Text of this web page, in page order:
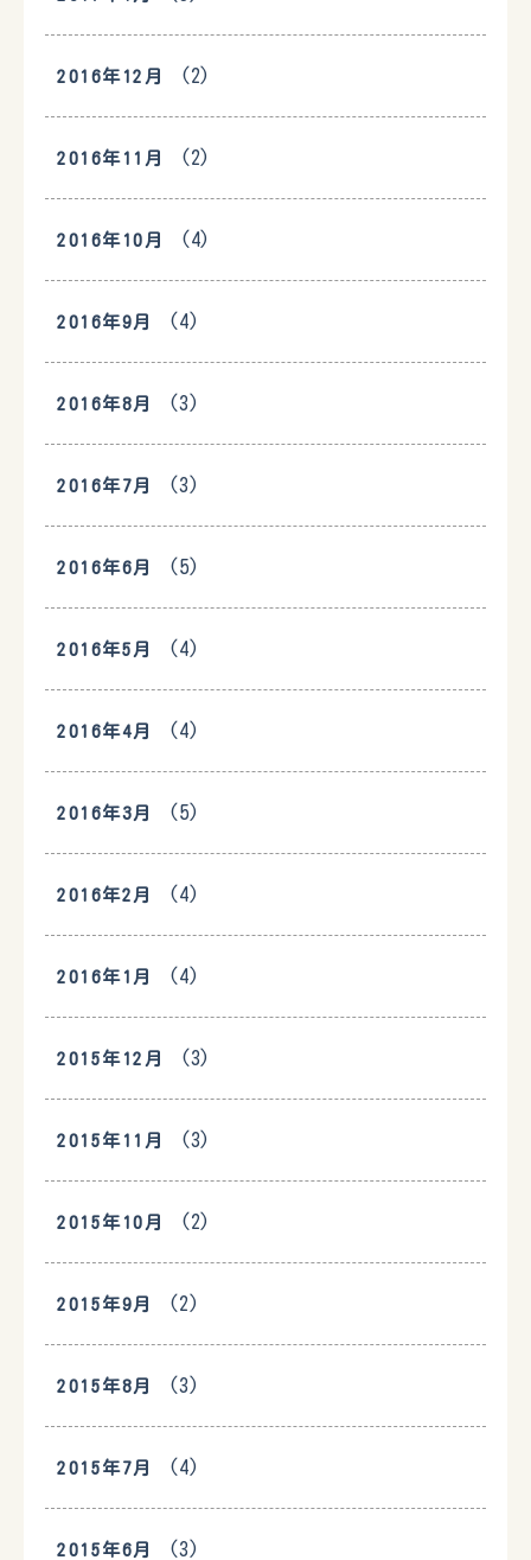
2016年12月 (2)
2016年11月 (2)
2016年10月 (4)
2016年9月 (4)
2016年8月 (3)
2016年7月 (3)
2016年6月 (5)
2016年5月 (4)
2016年4月 (4)
2016年3月 (5)
2016年2月 (4)
2016年1月 (4)
2015年12月 (3)
2015年11月 (3)
2015年10月 (2)
2015年9月 (2)
2015年8月 (3)
2015年7月 (4)
2015年6月 (3)